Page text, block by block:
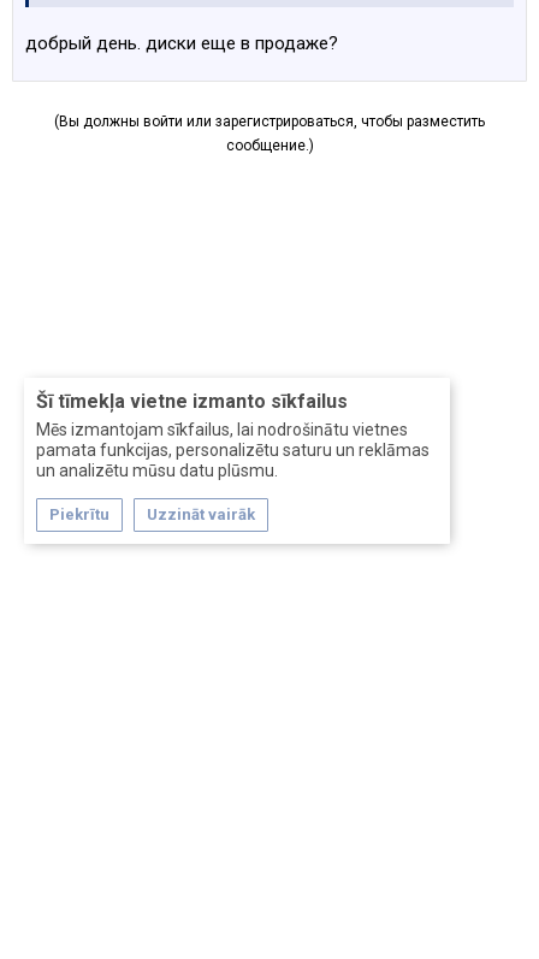
Šī tīmekļa vietne izmanto sīkfailus
Mēs izmantojam sīkfailus, lai nodrošinātu vietnes
pamata funkcijas, personalizētu saturu un reklāmas
un analizētu mūsu datu plūsmu.
Piekrītu Uzzināt vairāk
добрый день. диски еще в продаже?
(Вы должны войти или зарегистрироваться, чтобы разместить
сообщение.)